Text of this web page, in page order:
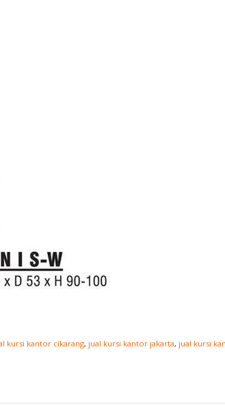
kursi kantor cikarang, jual kursi kantor jakarta, jual kursi